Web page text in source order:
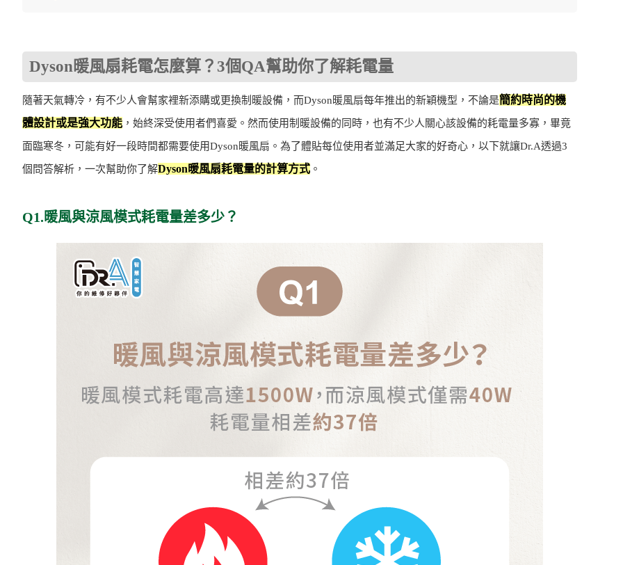
Dyson暖風扇耗電怎麼算？3個QA幫助你了解耗電量
隨著天氣轉冷，有不少人會幫家裡新添購或更換制暖設備，而Dyson暖風扇每年推出的新穎機型，不論是簡約時尚的機
體設計或是強大功能 ，始終深受使用者們喜愛。然而使用制暖設備的同時，也有不少人關心該設備的耗電量多寡，畢竟
面臨寒冬，可能有好一段時間都需要使用Dyson暖風扇。為了體貼每位使用者並滿足大家的好奇心，以下就讓Dr.A透過3
個問答解析，一次幫助你了解Dyson暖風扇耗電量的計算方式 。
Q1.暖風與涼風模式耗電量差多少？